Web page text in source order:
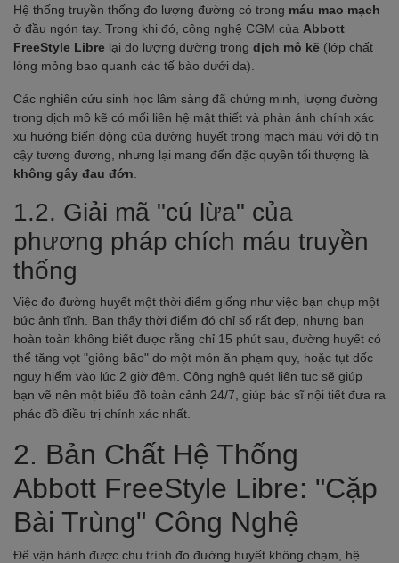
Hệ thống truyền thống đo lượng đường có trong máu mao mạch
ở đầu ngón tay. Trong khi đó, công nghệ CGM của Abbott
FreeStyle Libre lại đo lượng đường trong dịch mô kẽ (lớp chất
lỏng mỏng bao quanh các tế bào dưới da).
Các nghiên cứu sinh học lâm sàng đã chứng minh, lượng đường
trong dịch mô kẽ có mối liên hệ mật thiết và phản ánh chính xác
xu hướng biến động của đường huyết trong mạch máu với độ tin
cậy tương đương, nhưng lại mang đến đặc quyền tối thượng là
không gây đau đớn
1.2. Giải mã "cú lừa" của
phương pháp chích máu truyền
thống
Việc đo đường huyết một thời điểm giống như việc bạn chụp một
bức ảnh tĩnh. Bạn thấy thời điểm đó chỉ số rất đẹp, nhưng bạn
hoàn toàn không biết được rằng chỉ 15 phút sau, đường huyết có
thể tăng vọt "giông bão" do một món ăn phạm quy, hoặc tụt dốc
nguy hiểm vào lúc 2 giờ đêm. Công nghệ quét liên tục sẽ giúp
bạn vẽ nên một biểu đồ toàn cảnh 24/7, giúp bác sĩ nội tiết đưa ra
phác đồ điều trị chính xác nhất.
2. Bản Chất Hệ Thống
Abbott FreeStyle Libre: "Cặp
Bài Trùng" Công Nghệ
Để vận hành được chu trình đo đường huyết không chạm, hệ